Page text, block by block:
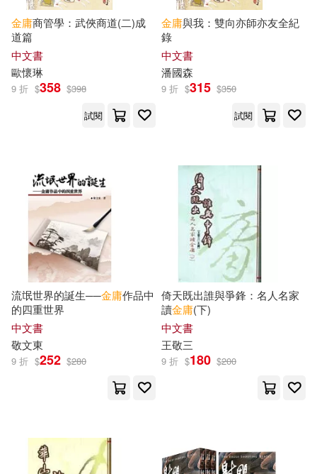
金庸商管學：武俠商道(二)成
道篇
中文書
歐懷琳
9 折 $358 $398
試閱
金庸與我：雙向亦師亦友全紀
錄
中文書
潘國森
9 折 $315 $350
試閱
流氓世界的誕生──金庸作品中
的四重世界
中文書
敬文東
9 折 $252 $280
倚天既出誰與爭鋒：名人名家
讀金庸(下)
中文書
王敬三
9 折 $180 $200